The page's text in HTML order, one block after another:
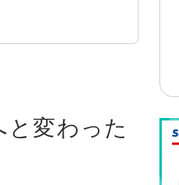
変わった